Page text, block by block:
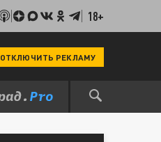
18+
ОТКЛЮЧИТЬ РЕКЛАМУ